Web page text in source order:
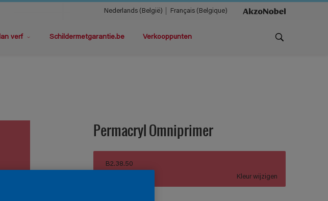
Nederlands (België) Français (Belgique)
verf Schildermetgarantie.be Verkooppunten
Permacryl Omniprimer
B2.38.50
Kleur wijzigen